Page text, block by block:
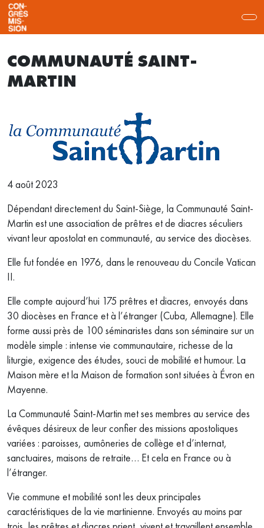
COMMUNAUTÉ SAINT-
MARTIN
4 août 2023
Dépendant directement du Saint-Siège, la Communauté Saint-
Martin est une association de prêtres et de diacres séculiers
vivant leur apostolat en communauté, au service des diocèses.
Elle fut fondée en 1976, dans le renouveau du Concile Vatican
II.
Elle compte aujourd’hui 175 prêtres et diacres, envoyés dans
30 diocèses en France et à l’étranger (Cuba, Allemagne). Elle
forme aussi près de 100 séminaristes dans son séminaire sur un
modèle simple : intense vie communautaire, richesse de la
liturgie, exigence des études, souci de mobilité et humour. La
Maison mère et la Maison de formation sont situées à Évron en
Mayenne.
La Communauté Saint-Martin met ses membres au service des
évêques désireux de leur confier des missions apostoliques
variées : paroisses, aumôneries de collège et d’internat,
sanctuaires, maisons de retraite… Et cela en France ou à
l’étranger.
Vie commune et mobilité sont les deux principales
caractéristiques de la vie martinienne. Envoyés au moins par